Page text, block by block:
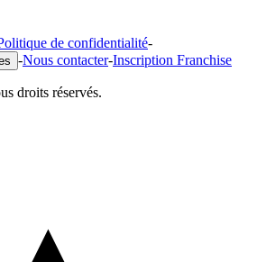
de confidentialité-
-Nous contacter-Inscription Franchise
droits réservés.